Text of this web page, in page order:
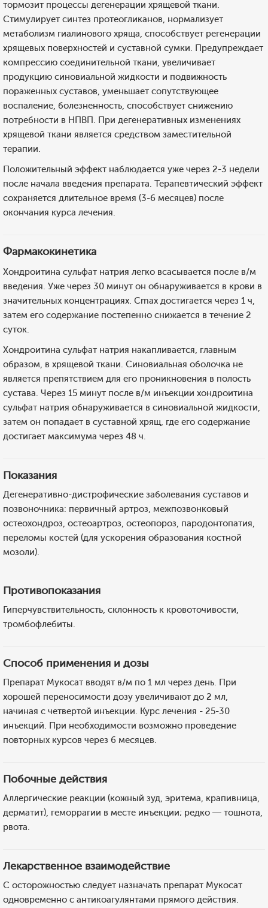
тормозит процессы дегенерации хрящевой ткани.
Стимулирует синтез протеогликанов, нормализует
метаболизм гиалинового хряща, способствует регенерации
хрящевых поверхностей и суставной сумки. Предупреждает
компрессию соединительной ткани, увеличивает
продукцию синовиальной жидкости и подвижность
пораженных суставов, уменьшает сопутствующее
воспаление, болезненность, способствует снижению
потребности в НПВП. При дегенеративных изменениях
хрящевой ткани является средством заместительной
терапии.
Положительный эффект наблюдается уже через 2-3 недели
после начала введения препарата. Терапевтический эффект
сохраняется длительное время (3-6 месяцев) после
окончания курса лечения.
Фармакокинетика
Хондроитина сульфат натрия легко всасывается после в/м
введения. Уже через 30 минут он обнаруживается в крови в
значительных концентрациях. Cmax достигается через 1 ч,
затем его содержание постепенно снижается в течение 2
суток.
Хондроитина сульфат натрия накапливается, главным
образом, в хрящевой ткани. Синовиальная оболочка не
является препятствием для его проникновения в полость
сустава. Через 15 минут после в/м инъекции хондроитина
сульфат натрия обнаруживается в синовиальной жидкости,
затем он попадает в суставной хрящ, где его содержание
достигает максимума через 48 ч.
Показания
Дегенеративно-дистрофические заболевания суставов и
позвоночника: первичный артроз, межпозвонковый
остеохондроз, остеоартроз, остеопороз, пародонтопатия,
переломы костей (для ускорения образования костной
мозоли).
Противопоказания
Гиперчувствительность, склонность к кровоточивости,
тромбофлебиты.
Способ применения и дозы
Препарат Мукосат вводят в/м по 1 мл через день. При
хорошей переносимости дозу увеличивают до 2 мл,
начиная с четвертой инъекции. Курс лечения - 25-30
инъекций. При необходимости возможно проведение
повторных курсов через 6 месяцев.
Побочные действия
Аллергические реакции (кожный зуд, эритема, крапивница,
дерматит), геморрагии в месте инъекции; редко — тошнота,
рвота.
Лекарственное взаимодействие
С осторожностью следует назначать препарат Мукосат
одновременно с антикоагулянтами прямого действия.